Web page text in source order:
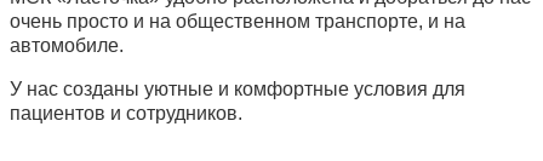
очень просто и на общественном транспорте, и на
автомобиле.
У нас созданы уютные и комфортные условия для
пациентов и сотрудников.